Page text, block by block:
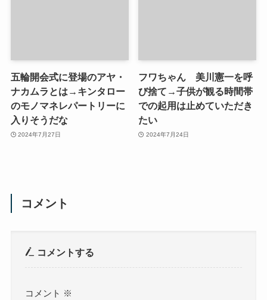
五輪開会式に登場のアヤ・
ナカムラとは→キンタロー
のモノマネレパートリーに
入りそうだな
2024年7月27日
フワちゃん 美川憲一を呼
び捨て→子供が観る時間帯
での起用は止めていただき
たい
2024年7月24日
コメント
コメントする
コメント ※